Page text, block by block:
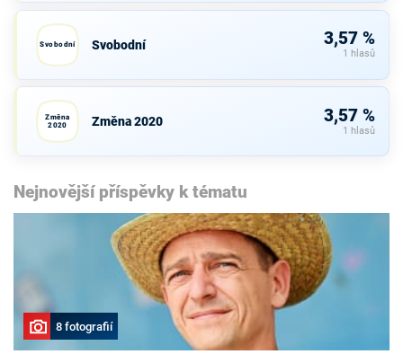
Svobodní Svobodní 3,57 %
1 hlasů
Změna
2020
Změna 2020 3,57 %
1 hlasů
Nejnovější příspěvky k tématu
8 fotografií